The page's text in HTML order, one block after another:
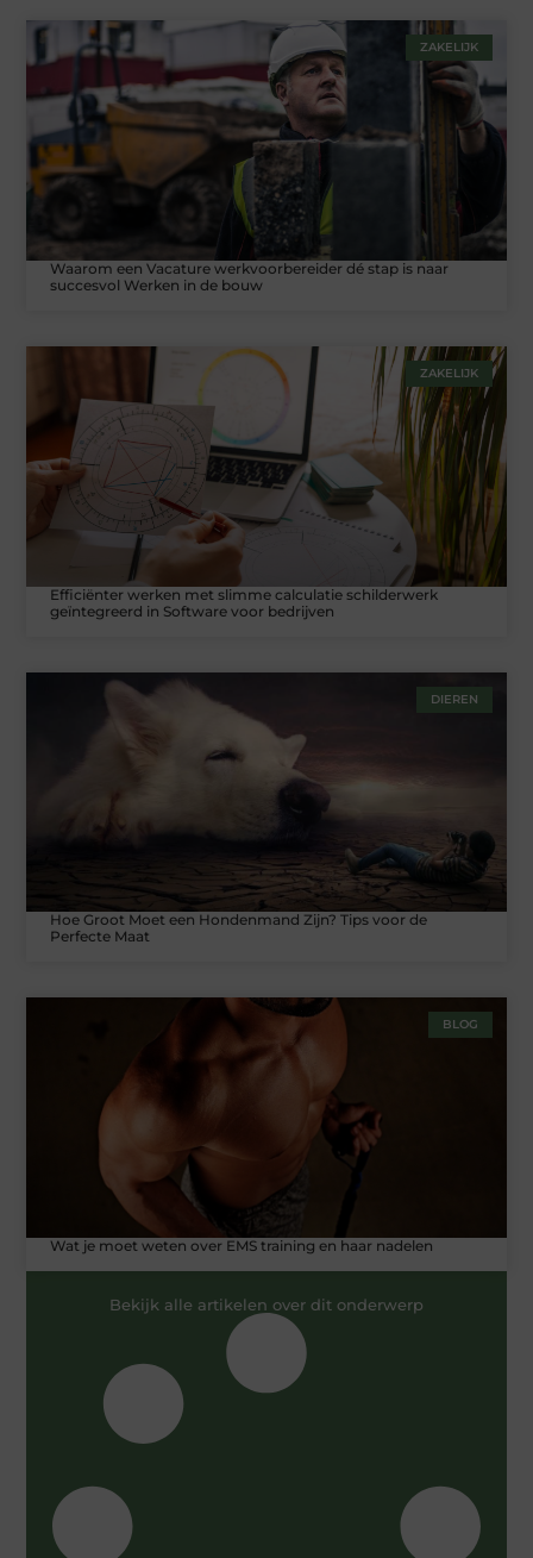
ZAKELIJK
Waarom een Vacature werkvoorbereider dé stap is naar
succesvol Werken in de bouw
ZAKELIJK
Efficiënter werken met slimme calculatie schilderwerk
geïntegreerd in Software voor bedrijven
DIEREN
Hoe Groot Moet een Hondenmand Zijn? Tips voor de
Perfecte Maat
BLOG
Wat je moet weten over EMS training en haar nadelen
Bekijk alle artikelen over dit onderwerp